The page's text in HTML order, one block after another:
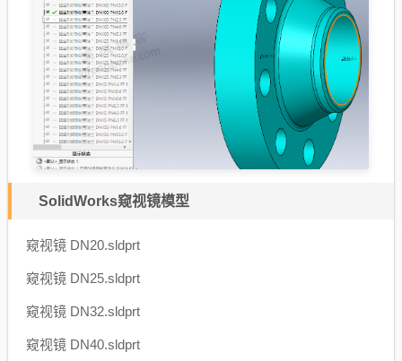
SolidWorks窥视镜模型
窥视镜 DN20.sldprt
窥视镜 DN25.sldprt
窥视镜 DN32.sldprt
窥视镜 DN40.sldprt